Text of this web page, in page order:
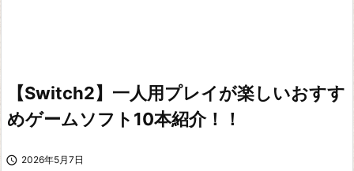
【Switch2】一人用プレイが楽しいおすす
めゲームソフト10本紹介！！
 2026年5月7日